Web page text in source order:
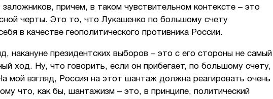
заложников, причем, в таком чувствительном контексте – это
черты. Это то, что Лукашенко по большому счету
в качестве геополитического противника России.
накануне президентских выборов – это с его стороны не самый
ход. Ну, что говорить, если он прибегает, по большому счету,
мой взгляд, Россия на этот шантаж должна реагировать очень
что, как бы, шантажизм – это, в принципе, политический